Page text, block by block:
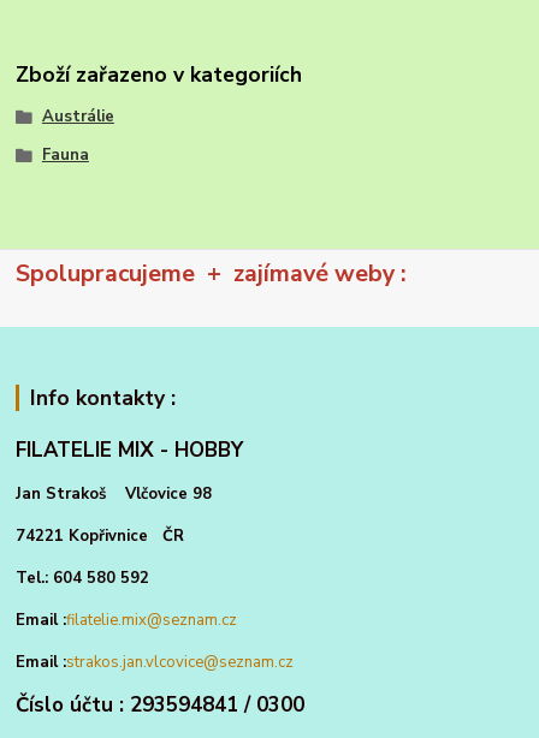
Zboží zařazeno v kategoriích
Austrálie
Fauna
Spolupracujeme + zajímavé weby :
Info kontakty :
FILATELIE MIX - HOBBY
Jan Strakoš Vlčovice 98
74221 Kopřivnice ČR
Tel.: 604 580 592
Email :filatelie.mix@seznam.cz
Email :strakos.jan.vlcovice@seznam.cz
Číslo účtu : 293594841 / 0300